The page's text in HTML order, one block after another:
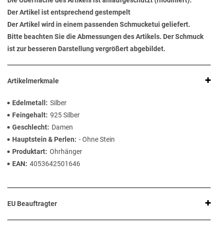
Der Artikel ist entsprechend gestempelt
Der Artikel wird in einem passenden Schmucketui geliefert.
Bitte beachten Sie die Abmessungen des Artikels. Der Schmuck
ist zur besseren Darstellung vergrößert abgebildet.
Artikelmerkmale
Edelmetall
Silber
Feingehalt 925 Silber
Geschlecht
Damen
Hauptstein & Perlen
- Ohne Stein
Produktart Ohrhänger
EAN
4053642501646
EU Beauftragter